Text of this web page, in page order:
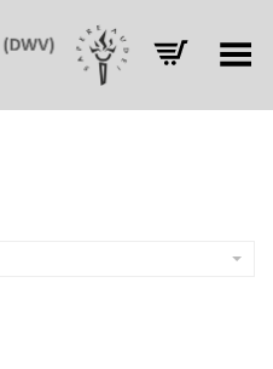
Toggle Menu